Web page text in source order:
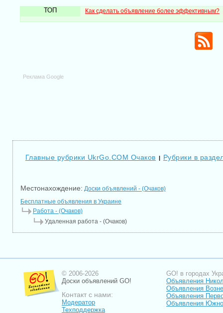
ТОП Как сделать объявление более эффективным?
Реклама Google
Главные рубрики UkrGo.COM Очаков | Рубрики в
Местонахождение: Доски объявлений - (Очаков)
Бесплатные объявления в Украине
Работа - (Очаков)
Удаленная работа - (Очаков)
© 2006-2026
Доски объявлений GO!
Контакт с нами:
Модератор
Техподдержка
GO! в городах
Объявления
Объявления
Объявления
Объявления